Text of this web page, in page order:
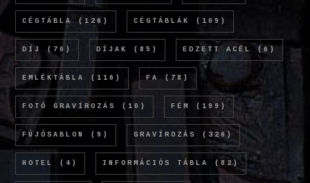
CÉGTÁBLA (126) CÉGTÁBLÁK (109)
DÍJ (70) DÍJAK (85) EDZETT ACÉL (6)
EMLÉKTÁBLA (116) FA (78)
FOTÓ GRAVÍROZÁS (10) FÉM (199)
FÚJÓSABLON (9) GRAVÍROZÁS (326)
HOTEL (4) INFORMÁCIÓS TÁBLA (82)